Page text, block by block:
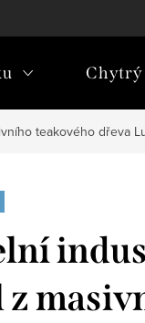
Chytrý
teakového dřeva
z